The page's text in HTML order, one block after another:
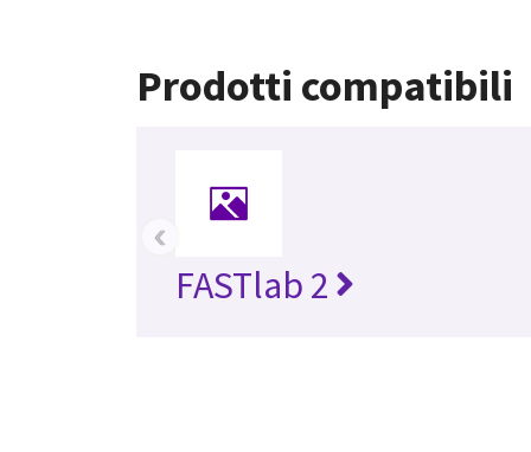
Prodotti compatibili
FASTlab 2
‹